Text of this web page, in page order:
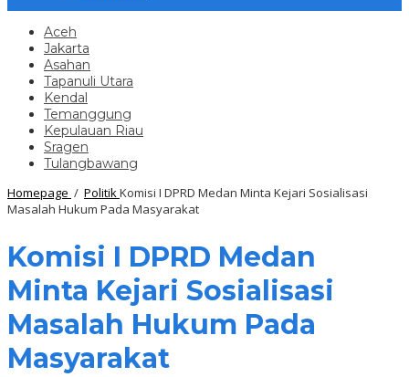
Aceh
Jakarta
Asahan
Tapanuli Utara
Kendal
Temanggung
Kepulauan Riau
Sragen
Tulangbawang
Homepage / PolitikKomisi I DPRD Medan Minta Kejari Sosialisasi
Masalah Hukum Pada Masyarakat
Komisi I DPRD Medan
Minta Kejari Sosialisasi
Masalah Hukum Pada
Masyarakat